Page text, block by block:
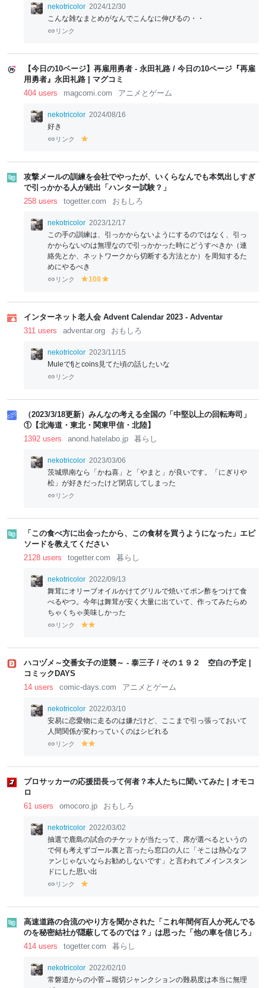
nekotricolor 2024/12/30
こんな雑なまとめがなんでこんなに伸びるの・・
リンク
【今日の10ページ】再雇用勇者 - 永田礼路 / 今日の10ページ『再雇
用勇者』永田礼路 | マグコミ
404 users
magcomi.com アニメとゲーム
nekotricolor 2024/08/16
好き
リンク
lo
w
攻撃メールの訓練を会社でやったが、いくらなんでも本気出しすぎ
で引っかかる人が続出「ハンター試験？」
258 users
togetter.com おもしろ
nekotricolor 2023/12/17
この手の訓練は、引っかからないようにするのではなく、引っ
かからないのは無理なので引っかかった時にどうすべきか（連
絡先とか、ネットワークから切断する方法とか）を周知するた
めにやるべき
リンク
y
lo
w
108
lo
w
インターネット老人会 Advent Calendar 2023 - Adventar
311 users
adventar.org おもしろ
nekotricolor 2023/11/15
Muleでfjとcoins見てた頃の話したいな
リンク
（2023/3/18更新）みんなの考える全国の「中堅以上の回転寿司」
①【北海道・東北・関東甲信・北陸】
1392 users
anond.hatelabo.jp 暮らし
nekotricolor 2023/03/06
茨城県南なら「かね喜」と「やまと」が良いです。「にぎりや
松」が好きだったけど閉店してしまった
リンク
「この食べ方に出会ったから、この食材を買うようになった」エピ
ソードを教えてください
2128 users
togetter.com 暮らし
nekotricolor 2022/09/13
舞茸にオリーブオイルかけてグリルで焼いてポン酢をつけて食
べるやつ。今年は舞茸が安く大量に出ていて、作ってみたらめ
ちゃくちゃ美味しかった
リンク
y
lo
w
lo
w
ハコヅメ～交番女子の逆襲～ - 泰三子 / その１９２ 空白の予定 |
コミックDAYS
14 users
comic-days.com アニメとゲーム
nekotricolor 2022/03/10
安易に恋愛物に走るのは嫌だけど、ここまで引っ張っておいて
人間関係が変わっていくのはシビれる
リンク
y
lo
w
lo
w
プロサッカーの応援団長って何者？本人たちに聞いてみた | オモコ
ロ
61 users
omocoro.jp おもしろ
nekotricolor 2022/03/02
抽選で鹿島の試合のチケットが当たって、席が選べるというの
で何も考えずゴール裏と言ったら窓口の人に「そこは熱心なフ
ァンじゃないならお勧めしないです」と言われてメインスタン
ドにした思い出
リンク
lo
w
高速道路の合流のやり方を聞かされた「これ年間何百人か死んでる
のを秘密結社が隠蔽してるのでは？」は思った「他の車を信じろ」
414 users
togetter.com 暮らし
nekotricolor 2022/02/10
常磐道からの小菅→堀切ジャンクションの難易度は本当に無理